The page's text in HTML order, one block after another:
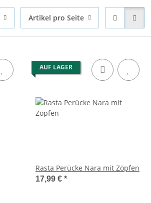
Artikel pro Seite
AUF LAGER
Rasta Perücke Nara mit Zöpfen
17,99 € *